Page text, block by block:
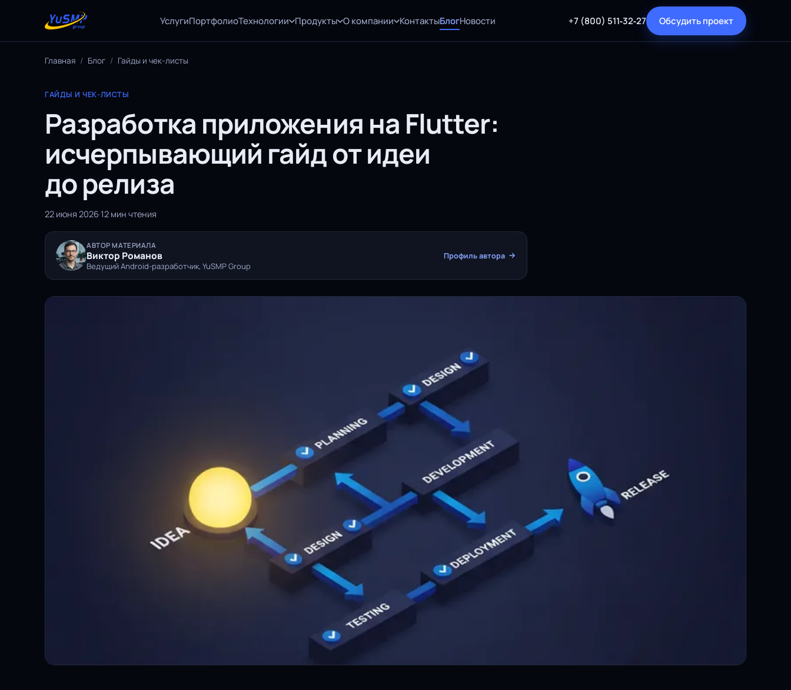
УслугиПортфолиоТехнологии Продукты О компании КонтактыБлогНовости +7 (800) 511‑32‑27 Обсудить проект
Главная / Блог / Гайды и чек-листы
ГАЙДЫ И ЧЕК-ЛИСТЫ
Разработка приложения на Flutter:
исчерпывающий гайд от идеи
до релиза
22 июня 2026·12 мин чтения
АВТОР МАТЕРИАЛА
Виктор Романов
Ведущий Android-разработчик, YuSMP Group
Профиль автора